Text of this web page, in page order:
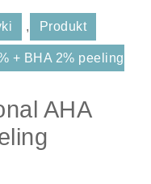
, Produkt
+ BHA 2% peeling
AHA